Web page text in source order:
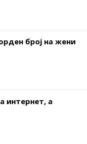
број на жени
интернет, а